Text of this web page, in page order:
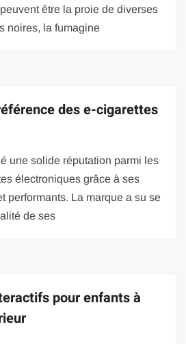
être la proie de diverses
noires, la fumagine
des e-cigarettes
une solide réputation parmi les
électroniques grâce à ses
performants. La marque a su se
de ses
pour enfants à